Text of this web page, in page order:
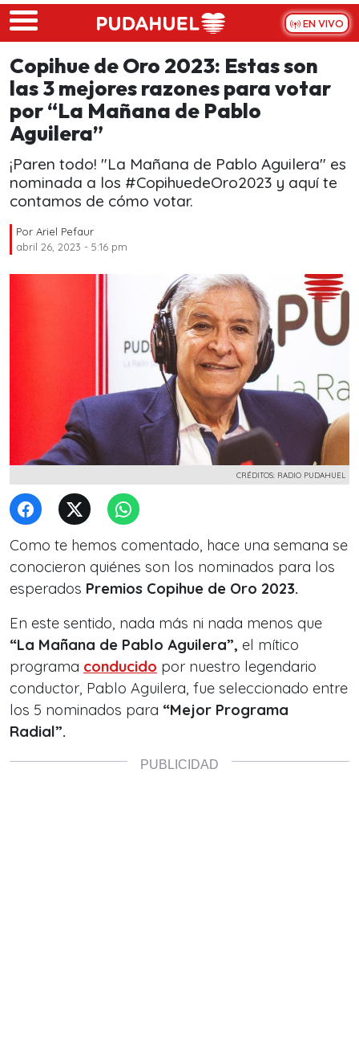
Skip to main content
EN VIVO
Copihue de Oro 2023: Estas son
las 3 mejores razones para votar
por “La Mañana de Pablo
Aguilera”
¡Paren todo! "La Mañana de Pablo Aguilera" es
nominada a los #CopihuedeOro2023 y aquí te
contamos de cómo votar.
Por Ariel Pefaur
abril 26, 2023 - 5:16 pm
CRÉDITOS: RADIO PUDAHUEL
Como te hemos comentado, hace una semana se
conocieron quiénes son los nominados para los
esperados Premios Copihue de Oro 2023.
En este sentido, nada más ni nada menos que
“La Mañana de Pablo Aguilera”, el mítico
programa conducido por nuestro legendario
conductor, Pablo Aguilera, fue seleccionado entre
los 5 nominados para “Mejor Programa
Radial”.